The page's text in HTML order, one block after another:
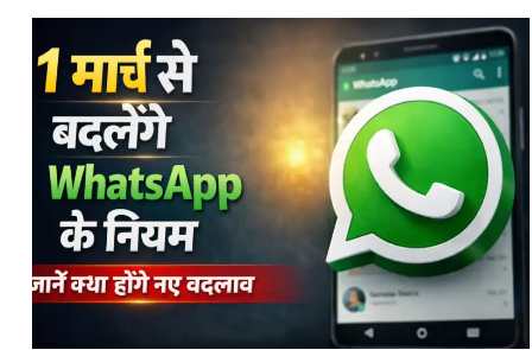
content